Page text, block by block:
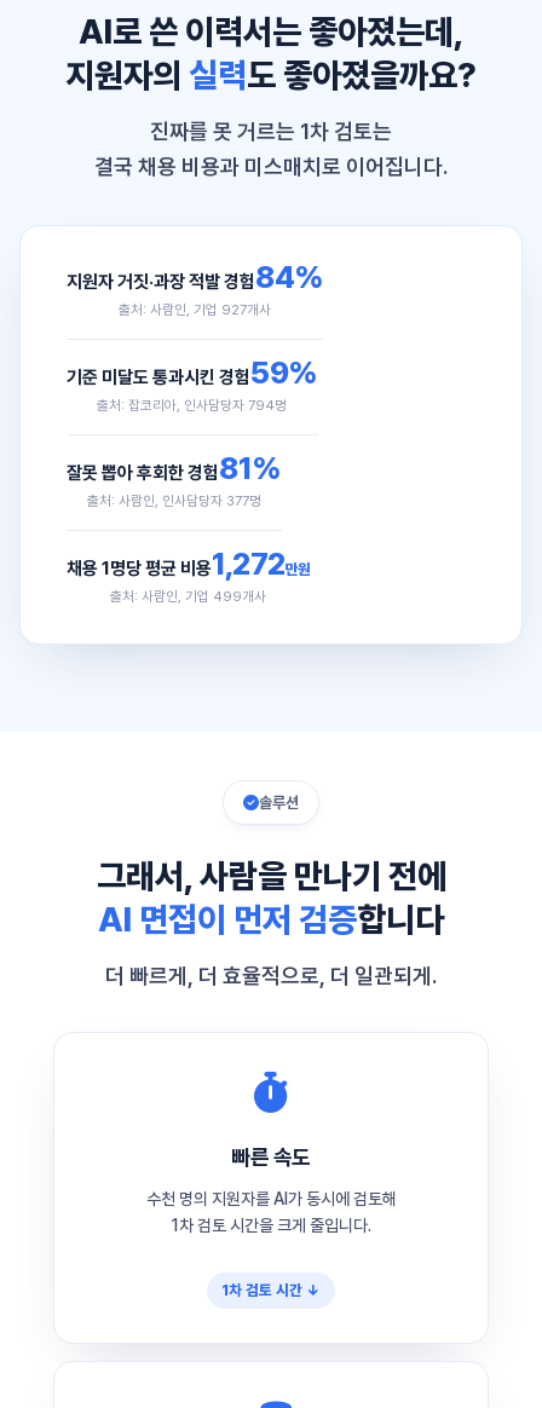
AI로 쓴 이력서는 좋아졌는데,
지원자의 실력도 좋아졌을까요?
진짜를 못 거르는 1차 검토는
결국 채용 비용과 미스매치로 이어집니다.
지원자 거짓·과장 적발 경험84%
출처: 사람인, 기업 927개사
기준 미달도 통과시킨 경험59%
출처: 잡코리아, 인사담당자 794명
잘못 뽑아 후회한 경험81%
출처: 사람인, 인사담당자 377명
채용 1명당 평균 비용1,272만원
출처: 사람인, 기업 499개사
솔루션
그래서, 사람을 만나기 전에
AI 면접이 먼저 검증합니다
더 빠르게, 더 효율적으로, 더 일관되게.
빠른 속도
수천 명의 지원자를 AI가 동시에 검토해
1차 검토 시간을 크게 줄입니다.
1차 검토 시간 ↓